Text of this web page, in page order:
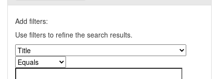
Add filters:
Use filters to refine the search results.